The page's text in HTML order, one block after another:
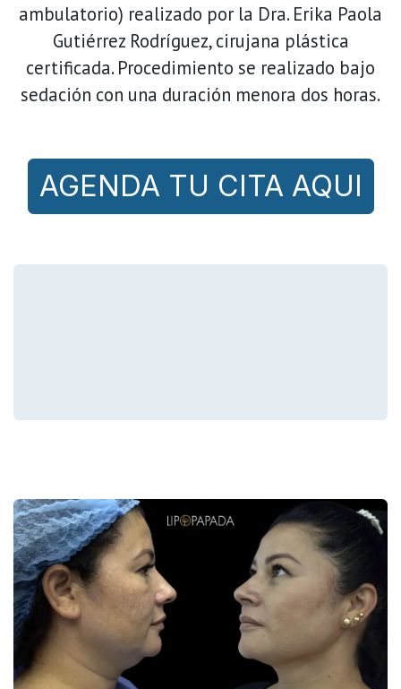
ambulatorio) realizado por la Dra. Erika Paola
Gutiérrez Rodríguez, cirujana plástica
certificada. Procedimiento se realizado bajo
sedación con una duración menora dos horas.
AGENDA TU CITA AQUI